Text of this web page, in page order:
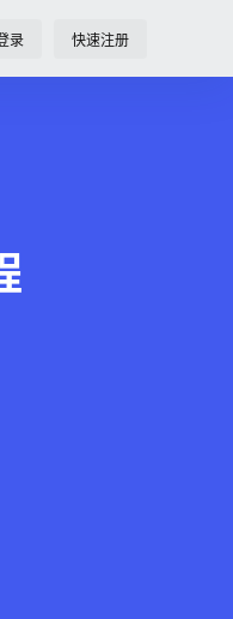
录 快速注册